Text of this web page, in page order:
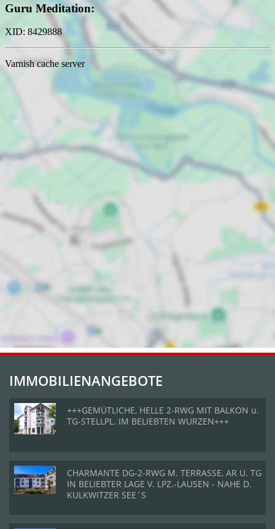
IMMOBILIENANGEBOTE
+++GEMÜTLICHE, HELLE 2-RWG MIT BALKON u.
TG-STELLPL. IM BELIEBTEN WURZEN+++
CHARMANTE DG-2-RWG M. TERRASSE, AR U. TG
IN BELIEBTER LAGE V. LPZ.-LAUSEN - NAHE D.
KULKWITZER SEE´S